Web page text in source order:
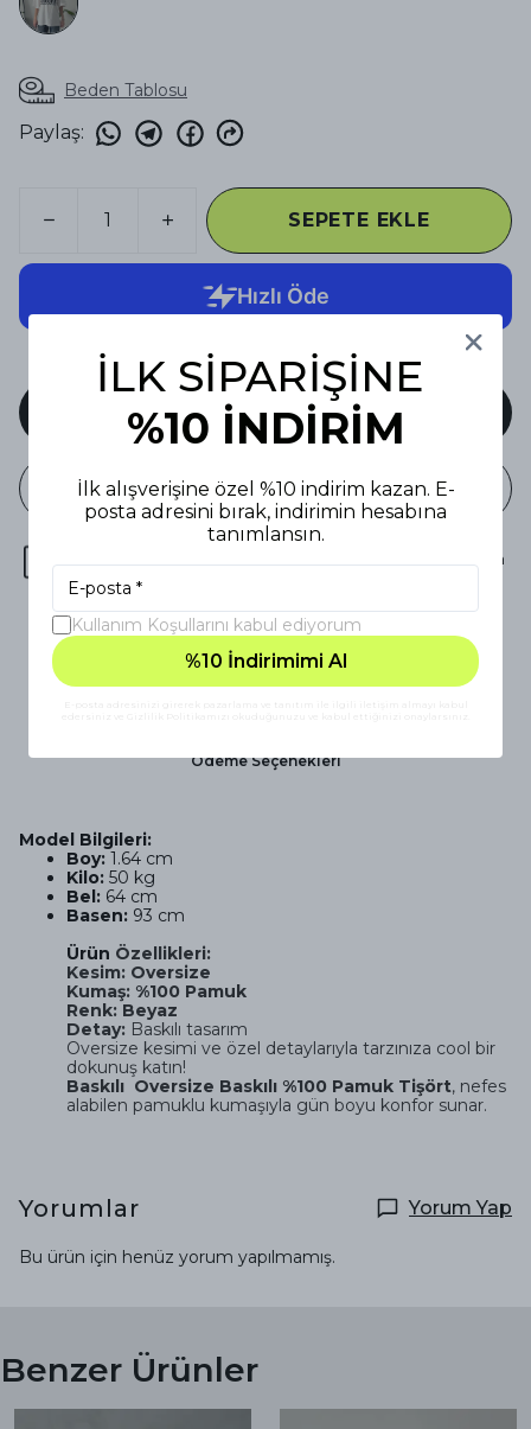
Beden Tablosu
Paylaş:
SEPETE EKLE
HEMEN AL
WHATSAPP
DHL : 119,90₺ | 4000₺ üzeri alışverişlerde kargo bizden
3 gün içinde hızlı iade & değişim
Ürün Açıklaması Kullanım Talimatı ve Bakım Bilgileri
Ödeme Seçenekleri
Model Bilgileri:
Boy: 1.64 cm
Kilo: 50 kg
Bel: 64 cm
Basen: 93 cm
Ürün Özellikleri:
Kesim: Oversize
Kumaş: %100 Pamuk
Renk: Beyaz
Detay: Baskılı tasarım
Oversize kesimi ve özel detaylarıyla tarzınıza cool bir
dokunuş katın!
Baskılı Oversize Baskılı %100 Pamuk Tişört, nefes
alabilen pamuklu kumaşıyla gün boyu konfor sunar.
Yorumlar Yorum Yap
Bu ürün için henüz yorum yapılmamış.
Benzer Ürünler
İLK SİPARİŞİNE
%10 İNDİRİM
İlk alışverişine özel %10 indirim kazan. E-
posta adresini bırak, indirimin hesabına
tanımlansın.
Kullanım Koşullarını kabul ediyorum
%10 İndirimimi Al
E-posta adresinizi girerek pazarlama ve tanıtım ile ilgili iletişim almayı kabul
edersiniz ve Gizlilik Politikamızı okuduğunuzu ve kabul ettiğinizi onaylarsınız.